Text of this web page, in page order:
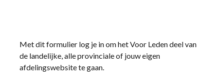
Met dit formulier log je in om het Voor Leden deel van
de landelijke, alle provinciale of jouw eigen
afdelingswebsite te gaan.